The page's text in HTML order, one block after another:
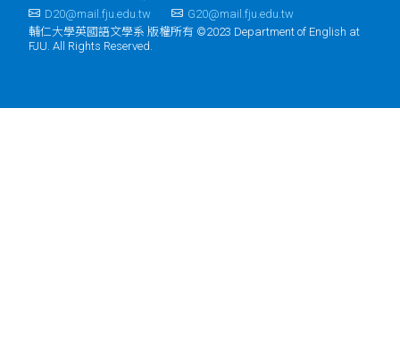
D20@mail.fju.edu.tw
G20@mail.fju.edu.tw
輔仁大學英國語文學系 版權所有 ©2023 Department of English at
FJU. All Rights Reserved.